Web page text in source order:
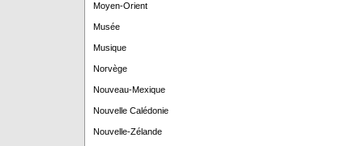
Moyen-Orient
Musée
Musique
Norvège
Nouveau-Mexique
Nouvelle Calédonie
Nouvelle-Zélande